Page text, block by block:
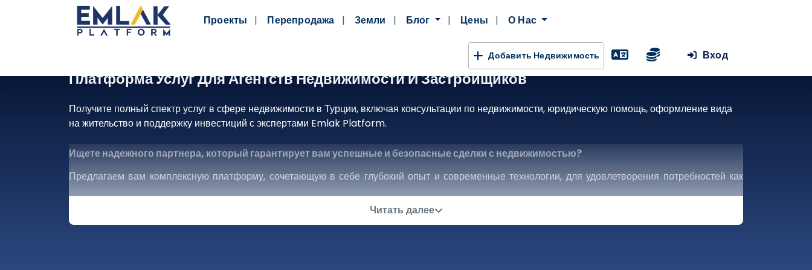
Проекты Перепродажа Земли Блог Цены О Нас
Добавить Недвижимость Вход
Платформа Услуг Для Агентств Недвижимости И Застройщиков
Получите полный спектр услуг в сфере недвижимости в Турции, включая консультации по недвижимости, юридическую помощь, оформление вида
на жительство и поддержку инвестиций с экспертами Emlak Platform.
Ищете надежного партнера, который гарантирует вам успешные и безопасные сделки с недвижимостью?
Предлагаем вам комплексную платформу, сочетающую в себе глубокий опыт и современные технологии, для удовлетворения потребностей как
компаний, занимающихся недвижимостью, так и инвесторов. Мы больше, чем просто платформа для недвижимости; мы стратегический партнер,
Читать далее